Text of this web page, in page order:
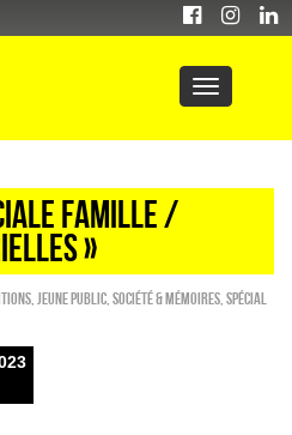
famille /
»
Jeune public Société & Mémoires Spécial